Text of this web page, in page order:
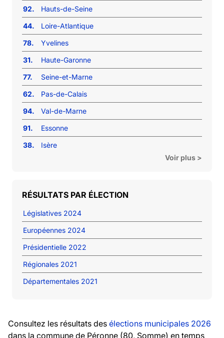
92.
Hauts-de-Seine
44.
Loire-Atlantique
78.
Yvelines
31.
Haute-Garonne
77.
Seine-et-Marne
62.
Pas-de-Calais
94.
Val-de-Marne
91.
Essonne
38.
Isère
Voir plus >
RÉSULTATS PAR ÉLECTION
Législatives 2024
Européennes 2024
Présidentielle 2022
Régionales 2021
Départementales 2021
Consultez les résultats des élections municipales 2026
dans la commune de Péronne (80, Somme) en temps